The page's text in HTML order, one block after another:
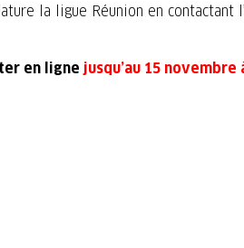
la ligue Réunion en
en ligne jusqu’au 15 novembre